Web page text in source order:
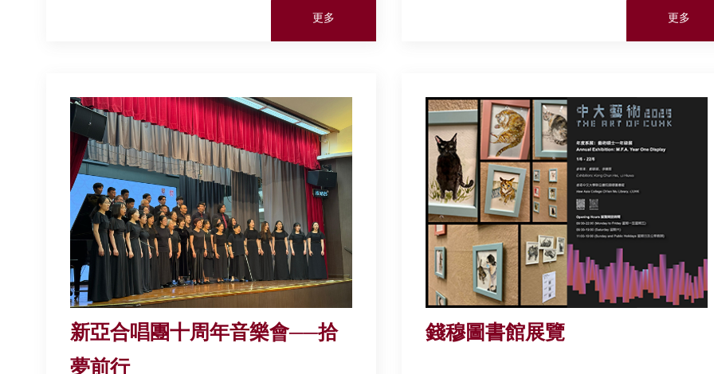
更多 更多
新亞合唱團十周年音樂會──拾
夢前行
錢穆圖書館展覽